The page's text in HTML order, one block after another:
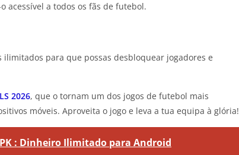
acessível a todos os fãs de futebol.
ilimitados para que possas desbloquear jogadores e
2026, que o tornam um dos jogos de futebol mais
móveis. Aproveita o jogo e leva a tua equipa à glória!
: Dinheiro Ilimitado para Android